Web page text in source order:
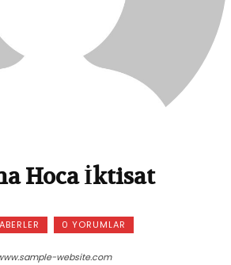
Hoca İktisat
0 YORUMLAR
website.com